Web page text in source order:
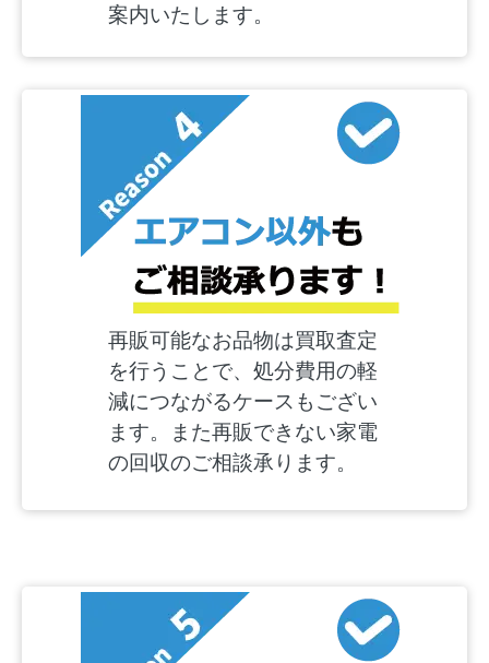
案内いたします。
再販可能なお品物は買取査定
を行うことで、処分費用の軽
減につながるケースもござい
ます。また再販できない家電
の回収のご相談承ります。